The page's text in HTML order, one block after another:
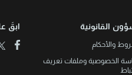
القانونية
والأحكام
الخصوصية وملفات تعريف
ابقَ